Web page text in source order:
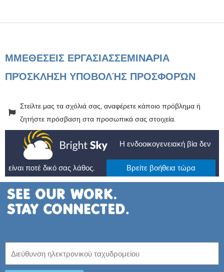
ΜΜΕΘΕΣΕΙΣ ΕΡΓΑΣΙΑΣΣΕΜΙΝAΡΙΑ
ΠΡΌΣΚΛΗΣΗ ΥΠΟΒΟΛΉΣ ΠΡΟΣΦΟΡΏΝ
Στείλτε μας τα σχόλιά σας, αναφέρετε κάποιο πρόβλημα ή
ζητήστε πρόσβαση στα προσωπικά σας στοιχεία.
Η ενδοοικογενειακή βία δεν
είναι ποτέ δικό σας λάθος. Βρείτε βοήθεια τώρα